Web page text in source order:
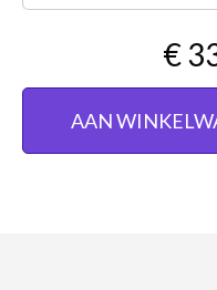
€
AAN